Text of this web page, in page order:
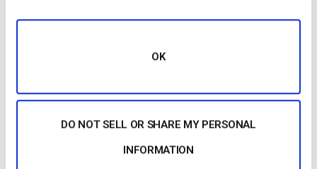
OK
DO NOT SELL OR SHARE MY PERSONAL
INFORMATION
VOD.
Vamos